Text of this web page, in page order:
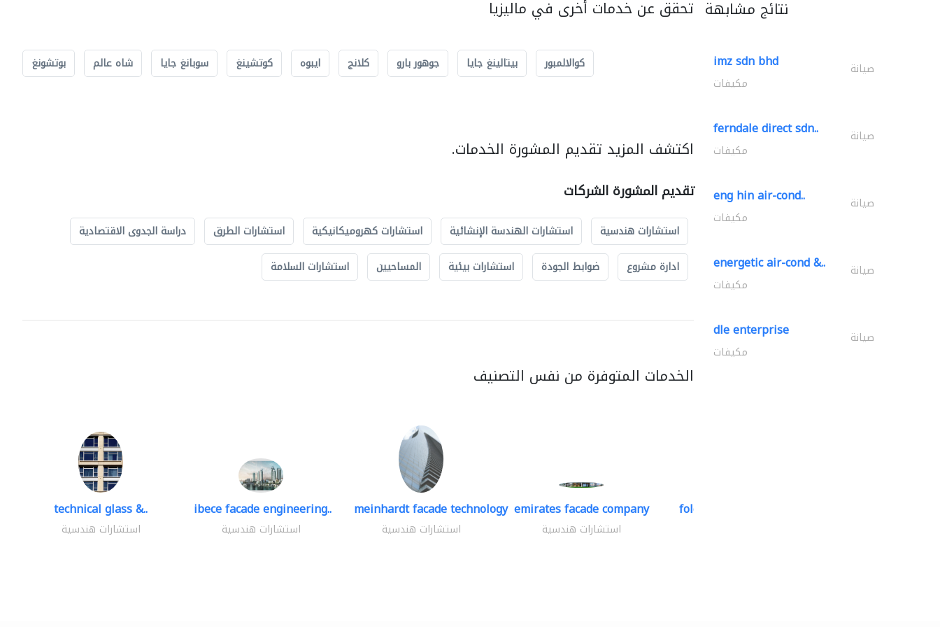
تحقق عن خدمات أخرى في ماليزيا
كوالالمبور بيتالينغ جايا جوهور بارو كلانج ايبوه كوتشينغ سوبانغ جايا شاه عالم بوتشونغ
اكتشف المزيد تقديم المشورة الخدمات.
تقديم المشورة الشركات
استشارات هندسية استشارات الهندسة الإنشائية استشارات كهروميكانيكية استشارات الطرق
دراسة الجدوى الاقتصادية
ادارة مشروع
ضوابط الجودة استشارات بيئية المساحيين استشارات السلامة
الخدمات المتوفرة من نفس التصنيف
technical glass &..
استشارات هندسية
ibece facade engineering..
استشارات هندسية
meinhardt facade technology
استشارات هندسية
emirates facade company
استشارات هندسية
folcra beach industrial..
نتائج مشابهة
imz sdn bhd صيانة
مكيفات
ferndale direct sdn.. صيانة
مكيفات
eng hin air-cond.. صيانة
مكيفات
energetic air-cond &.. صيانة
مكيفات
dle enterprise صيانة
مكيفات